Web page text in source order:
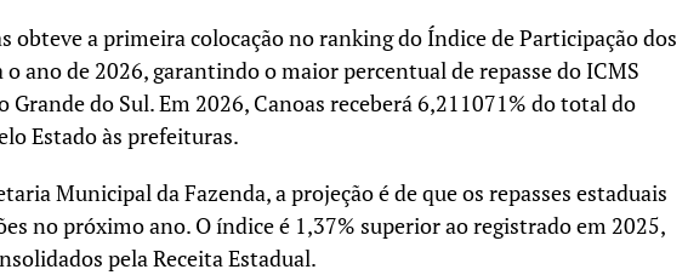
obteve a primeira colocação no ranking do Índice de Participação dos
ano de 2026, garantindo o maior percentual de repasse do ICMS
Grande do Sul. Em 2026, Canoas receberá 6,211071% do total do
Estado às prefeituras.
Municipal da Fazenda, a projeção é de que os repasses estaduais
no próximo ano. O índice é 1,37% superior ao registrado em 2025,
pela Receita Estadual.